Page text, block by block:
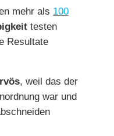
mehr als 100
testen
Resultate
, weil das der
war und